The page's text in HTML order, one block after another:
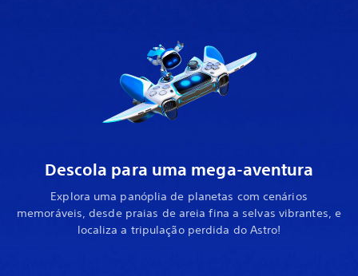
Descola para uma mega-aventura
Explora uma panóplia de planetas com cenários
memoráveis, desde praias de areia fina a selvas vibrantes, e
localiza a tripulação perdida do Astro!